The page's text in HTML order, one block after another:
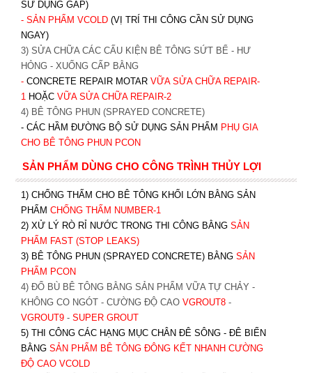
SỬ DỤNG GẤP)
- SẢN PHẨM VCOLD (VỊ TRÍ THI CÔNG CẦN SỬ DỤNG
NGAY)
3) SỬA CHỮA CÁC CẤU KIỆN BÊ TÔNG SỨT BỂ - HƯ
HỎNG - XUỐNG CẤP BẰNG
- CONCRETE REPAIR MOTAR VỮA SỬA CHỮA REPAIR-
1 HOẶC VỮA SỬA CHỮA REPAIR-2
4) BÊ TÔNG PHUN (SPRAYED CONCRETE)
- CÁC HẦM ĐƯỜNG BỘ SỬ DỤNG SẢN PHẨM PHỤ GIA
CHO BÊ TÔNG PHUN PCON
SẢN PHẨM DÙNG CHO CÔNG TRÌNH THỦY LỢI
1) CHỐNG THẤM CHO BÊ TÔNG KHỐI LỚN BẰNG SẢN
PHẨM CHỐNG THẤM NUMBER-1
2) XỬ LÝ RÒ RỈ NƯỚC TRONG THI CÔNG BẰNG SẢN
PHẨM FAST (STOP LEAKS)
3) BÊ TÔNG PHUN (SPRAYED CONCRETE) BẰNG SẢN
PHẨM PCON
4) ĐỔ BÙ BÊ TÔNG BẰNG SẢN PHẨM VỮA TỰ CHẢY -
KHÔNG CO NGÓT - CƯỜNG ĐỘ CAO VGROUT8-
VGROUT9- SUPER GROUT
5) THI CÔNG CÁC HẠNG MỤC CHÂN ĐÊ SÔNG - ĐÊ BIỂN
BẰNG SẢN PHẨM BÊ TÔNG ĐÔNG KẾT NHANH CƯỜNG
ĐỘ CAO VCOLD